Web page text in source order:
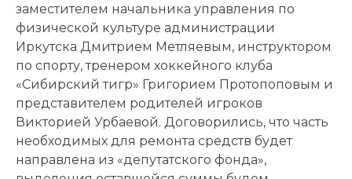
заместителем начальника управления по
физической культуре администрации
Иркутска Дмитрием Метляевым, инструктором
по спорту, тренером хоккейного клуба
«Сибирский тигр» Григорием Протопоповым и
представителем родителей игроков
Викторией Урбаевой. Договорились, что часть
необходимых для ремонта средств будет
направлена из «депутатского фонда»,